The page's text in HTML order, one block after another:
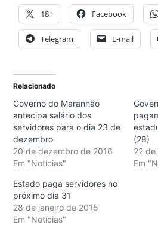
18+ Facebook
Telegram E-mail
Relacionado
Governo do Maranhão
antecipa salário dos
servidores para o dia 23 de
dezembro
20 de dezembro de 2016
Em "Notícias"
(28)
22 de
Em
Estado paga servidores no
próximo dia 31
28 de janeiro de 2015
Em "Notícias"